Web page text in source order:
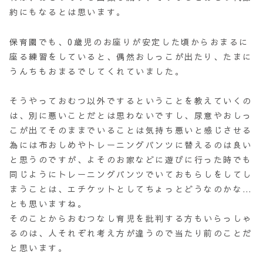
約にもなるとは思います。
保育園でも、0歳児のお座りが安定した頃からおまるに
座る練習をしていると、偶然おしっこが出たり、たまに
うんちもおまるでしてくれていました。
そうやっておむつ以外でするということを教えていくの
は、別に悪いことだとは思わないですし、尿意やおしっ
こが出てそのままでいることは気持ち悪いと感じさせる
為には布おしめやトレーニングパンツに替えるのは良い
と思うのですが、よそのお家などに遊びに行った時でも
同じようにトレーニングパンツでいておもらしをしてし
まうことは、エチケットとしてちょっとどうなのかな…
とも思いますね。
そのことからおむつなし育児を批判する方もいらっしゃ
るのは、人それぞれ考え方が違うので当たり前のことだ
と思います。